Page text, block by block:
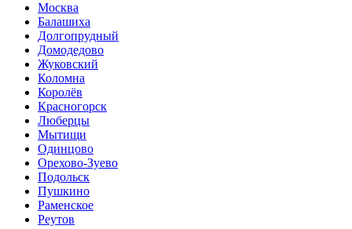
Москва
Балашиха
Долгопрудный
Домодедово
Жуковский
Коломна
Королёв
Красногорск
Люберцы
Мытищи
Одинцово
Орехово-Зуево
Подольск
Пушкино
Раменское
Реутов